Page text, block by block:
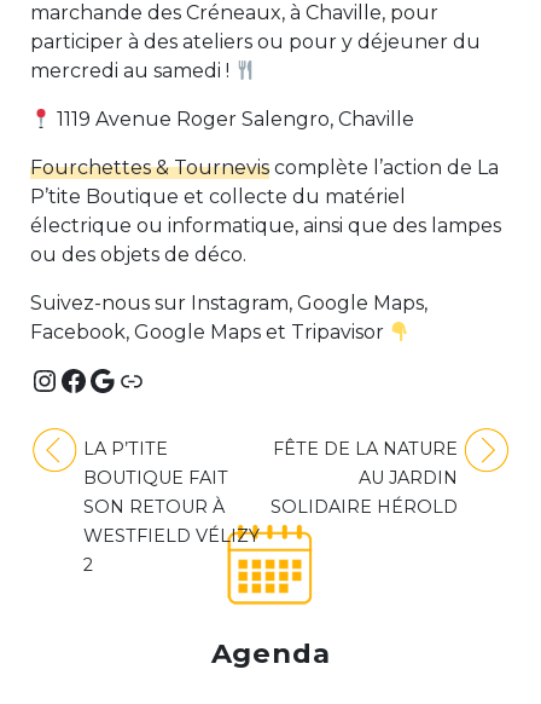
marchande des Créneaux, à Chaville, pour
participer à des ateliers ou pour y déjeuner du
mercredi au samedi !
1119 Avenue Roger Salengro, Chaville
Fourchettes & Tourneviscomplète l’action de La
P’tite Boutique et collecte du matériel
électrique ou informatique, ainsi que des lampes
ou des objets de déco.
Suivez-nous sur Instagram, Google Maps,
Facebook, Google Maps et Tripavisor
Instagram
Facebook
Google
Lien
Navigation
de
l’article
LA P’TITE
BOUTIQUE FAIT
SON RETOUR À
WESTFIELD VÉLIZY
2
FÊTE DE LA NATURE
AU JARDIN
SOLIDAIRE HÉROLD
Agenda